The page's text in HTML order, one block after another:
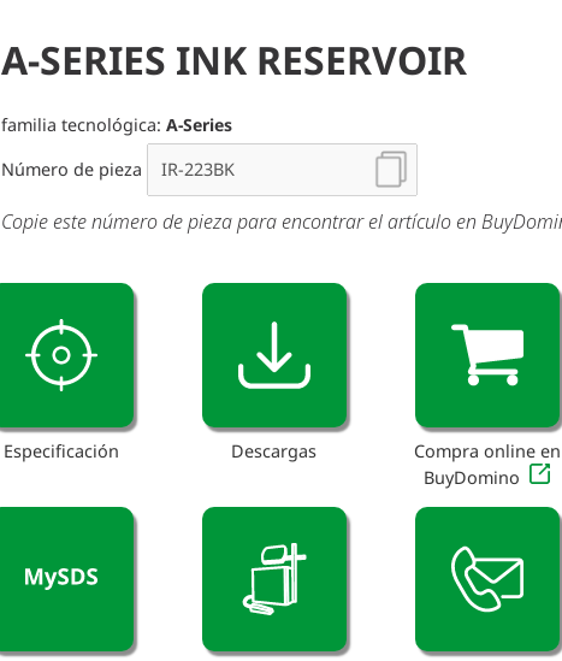
A-SERIES INK RESERVOIR
familia tecnológica: A-Series
Número de pieza
Copie este número de pieza para encontrar el artículo en
Especificación Descargas
Compra online en
BuyDomino